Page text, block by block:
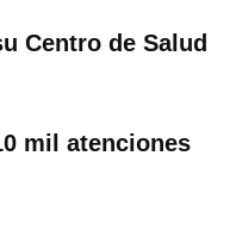
Centro de Salud
mil atenciones